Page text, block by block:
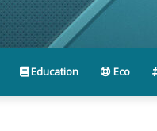
Education Eco